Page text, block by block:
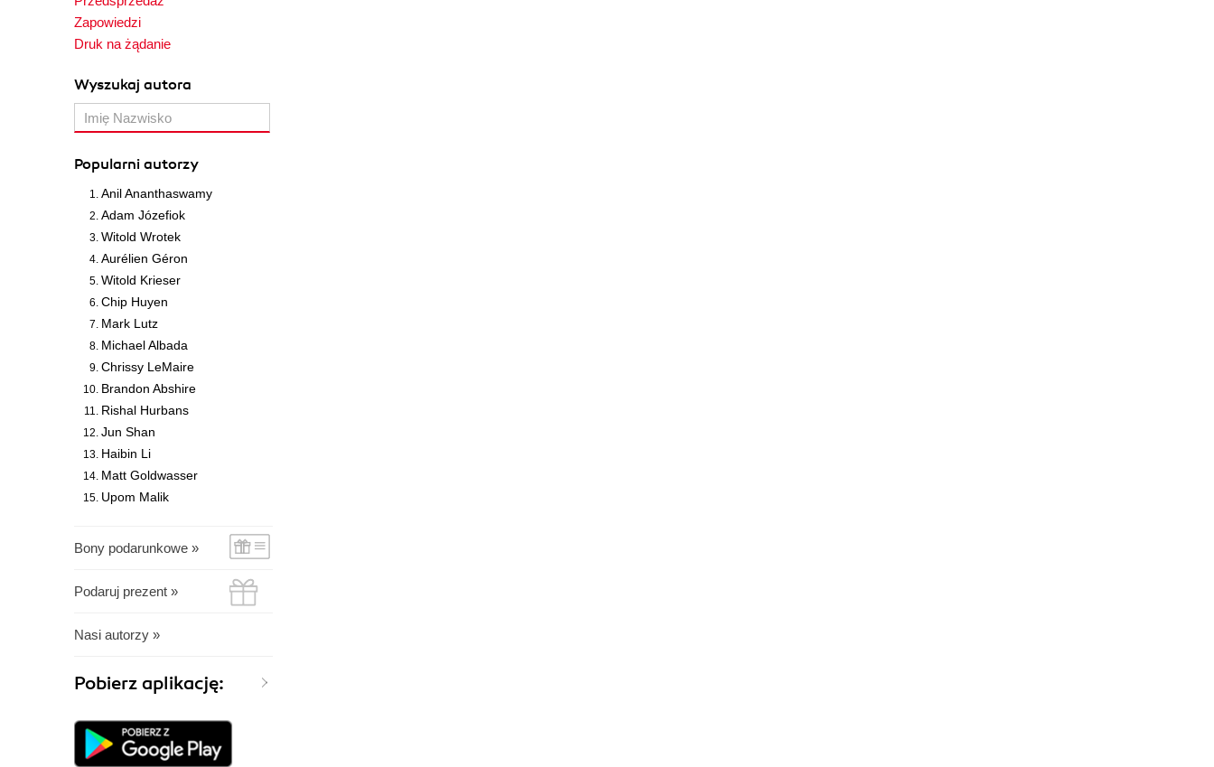
Zapowiedzi
Druk na żądanie
Wyszukaj autora
Popularni autorzy
Anil Ananthaswamy
Adam Józefiok
Witold Wrotek
Aurélien Géron
Witold Krieser
Chip Huyen
Mark Lutz
Michael Albada
Chrissy LeMaire
Brandon Abshire
Rishal Hurbans
Jun Shan
Haibin Li
Matt Goldwasser
Upom Malik
Bony podarunkowe »
Podaruj prezent »
Nasi autorzy »
Pobierz aplikację: